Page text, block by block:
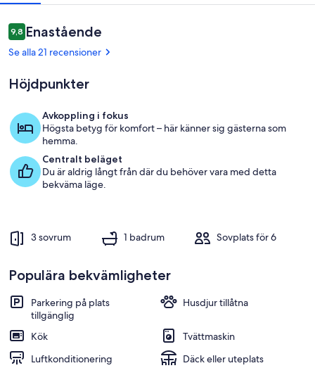
Recensioner
9,89,8 av 10,
Enastående
Se alla 21 recensioner
Höjdpunkter
Avkoppling i fokus
Högsta betyg för komfort – här känner sig gästerna som
hemma.
Centralt beläget
Du är aldrig långt från där du behöver vara med detta
bekväma läge.
3 sovrum 1 badrum Sovplats för 6
Populära bekvämligheter
Parkering på plats
tillgänglig
Husdjur tillåtna
Kök
Tvättmaskin
Luftkonditionering
Däck eller uteplats